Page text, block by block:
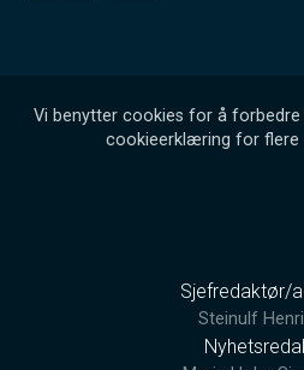
Vi benytter cookies for å forbedre
cookieerklæring for flere
Sjefredaktør/
Steinulf